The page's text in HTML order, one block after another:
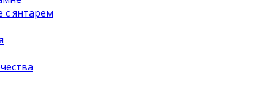
янтарем